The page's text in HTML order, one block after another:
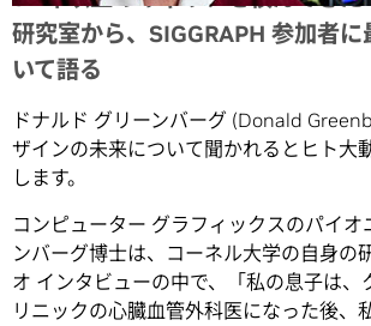
研究室から、SIGGRAPH 参加者
いて語る
ドナルド グリーンバーグ (Donald
ザインの未来について聞かれるとヒト大
します。
コンピューター グラフィックスのパイオ
ンバーグ博士は、コーネル大学の自身の
オ インタビューの中で、「私の息子は、
リニックの心臓血管外科医になった後、